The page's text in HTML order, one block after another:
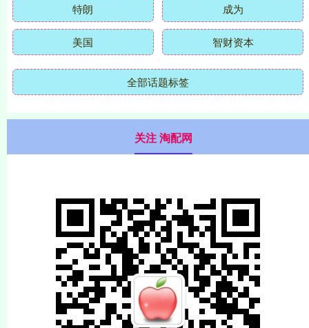
特朗 成为
美国 智财资本
全部话题标签
关注 淘配网